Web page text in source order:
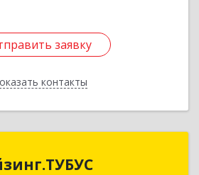
заявку
контакты
заявку
Назад
Франчайзинг.ТУБУС